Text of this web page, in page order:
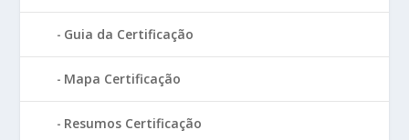
Guia da Certificação
Mapa Certificação
Resumos Certificação